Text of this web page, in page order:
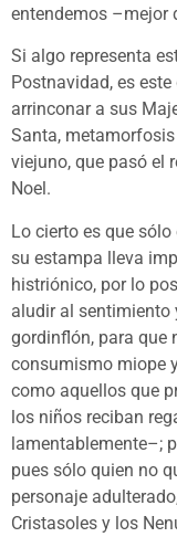
entendemos –mejor
Si algo representa
Postnavidad, es
arrinconar a sus
Santa,
viejuno, que pasó el
Noel.
Lo cierto es que
su estampa lleva
histriónico, por lo
aludir al sentimiento
gordinflón, para que
consumismo miope
como aquellos que
los niños reciban
lamentablemente–;
pues sólo quien no
personaje
Cristasoles y los